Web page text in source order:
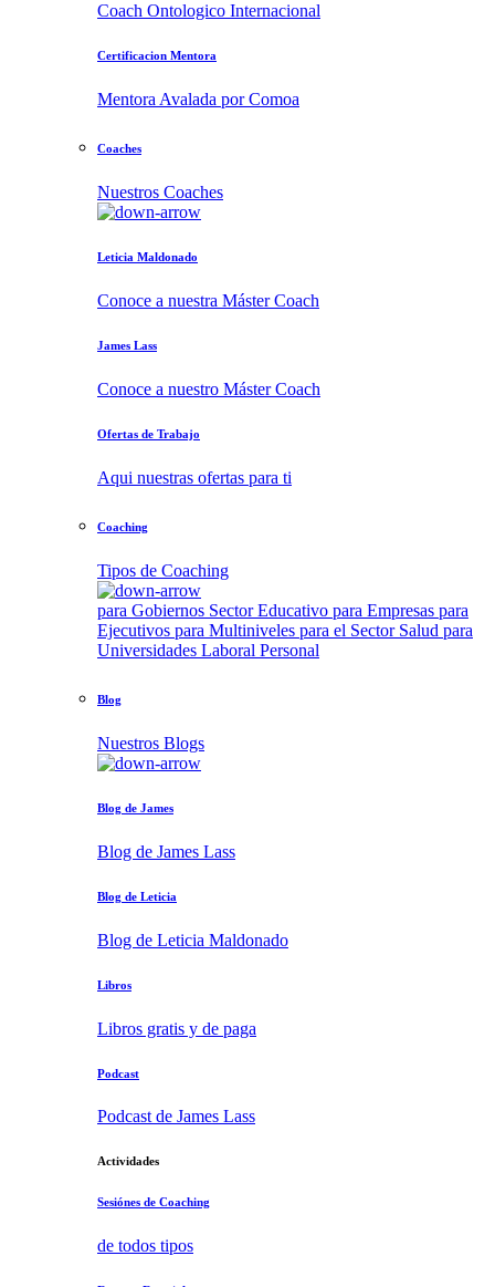
Coach Ontologico Internacional
Certificacion Mentora
Mentora Avalada por Comoa
Coaches
Nuestros Coaches
Leticia Maldonado
Conoce a nuestra Máster Coach
James Lass
Conoce a nuestro Máster Coach
Ofertas de Trabajo
Aqui nuestras ofertas para ti
Coaching
Tipos de Coaching
para Gobiernos Sector Educativo para Empresas para
Ejecutivos para Multiniveles para el Sector Salud para
Universidades Laboral Personal
Blog
Nuestros Blogs
Blog de James
Blog de James Lass
Blog de Leticia
Blog de Leticia Maldonado
Libros
Libros gratis y de paga
Podcast
Podcast de James Lass
Actividades
Sesiónes de Coaching
de todos tipos